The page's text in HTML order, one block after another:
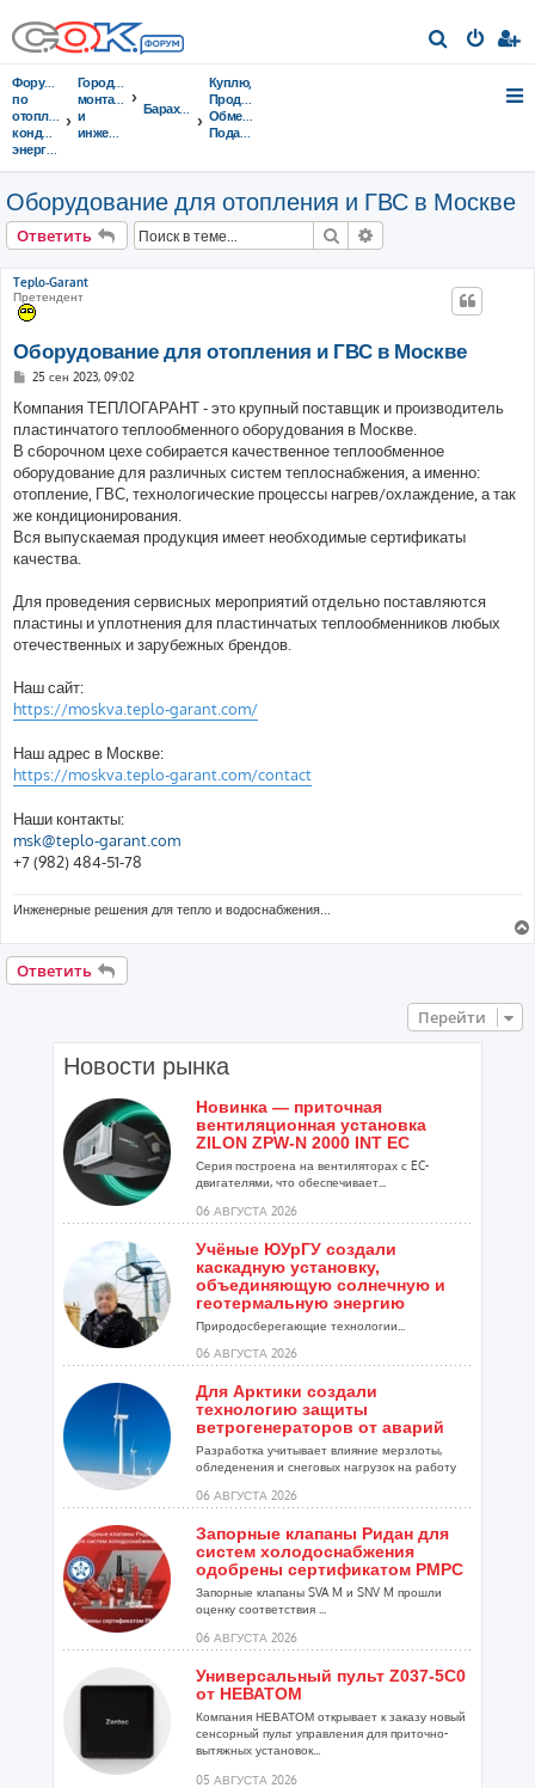
о
Форумы
по
отоплению,
кондиционированию,
энергосбережению
Городок
монтажников
и
инженеров
Барахолка
Куплю,
Продам,
Обменяю,
Подарю,...
Оборудование для отопления и ГВС в Москве
Ответить Поиск
Teplo-Garant
Претендент
Оборудование для отопления и ГВС в Москве
С
о
б
щ
е
н
и
е
25 сен 2023, 09:02
Компания ТЕПЛОГАРАНТ - это крупный поставщик и производитель
пластинчатого теплообменного оборудования в Москве.
В сборочном цехе собирается качественное теплообменное
оборудование для различных систем теплоснабжения, а именно:
отопление, ГВС, технологические процессы нагрев/охлаждение, а так
же кондиционирования.
Вся выпускаемая продукция имеет необходимые сертификаты
качества.
Для проведения сервисных мероприятий отдельно поставляются
пластины и уплотнения для пластинчатых теплообменников любых
отечественных и зарубежных брендов.
Наш сайт:
https://moskva.teplo-garant.com/
Наш адрес в Москве:
https://moskva.teplo-garant.com/contact
Наши контакты:
msk@teplo-garant.com
+7 (982) 484-51-78
Инженерные решения для тепло и водоснабжения...
Ответить
Перейти
Новости рынка
Новинка — приточная
вентиляционная установка
ZILON ZPW-N 2000 INT EC
Серия построена на вентиляторах с EC-
двигателями, что обеспечивает...
06 АВГУСТА 2026
Учёные ЮУрГУ создали
каскадную установку,
объединяющую солнечную и
геотермальную энергию
Природосберегающие технологии...
06 АВГУСТА 2026
Для Арктики создали
технологию защиты
ветрогенераторов от аварий
Разработка учитывает влияние мерзлоты,
обледенения и снеговых нагрузок на работу
06 АВГУСТА 2026
Запорные клапаны Ридан для
систем холодоснабжения
одобрены сертификатом РМРС
Запорные клапаны SVA M и SNV M прошли
оценку соответствия ...
06 АВГУСТА 2026
Универсальный пульт Z037-5C0
от НЕВАТОМ
Компания НЕВАТОМ открывает к заказу новый
сенсорный пульт управления для приточно-
вытяжных установок...
05 АВГУСТА 2026